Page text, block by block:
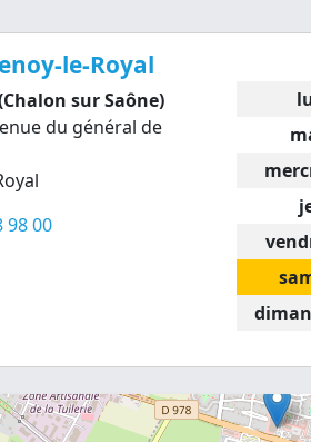
le-Royal
sur Saône)
du général de
98 00